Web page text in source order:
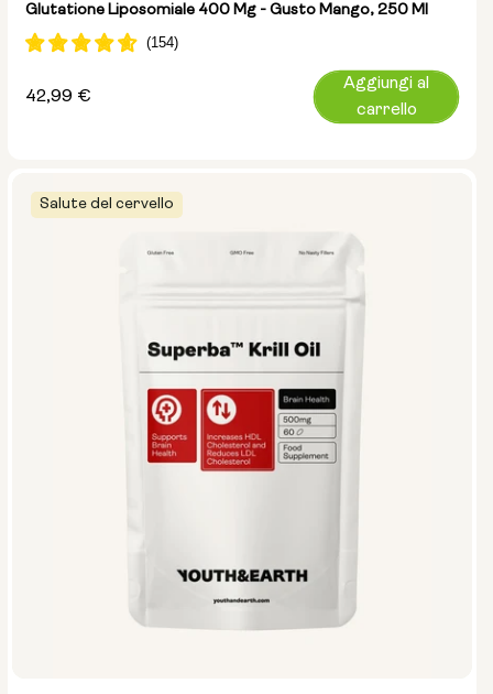
Glutatione Liposomiale 400 Mg - Gusto Mango, 250 Ml
Prezzo
42,99 €
Aggiungi al
carrello
Salute del cervello